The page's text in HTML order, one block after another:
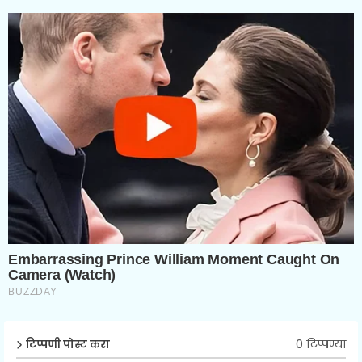
टिप्पणी पोस्ट करा 0 टिप्पण्या